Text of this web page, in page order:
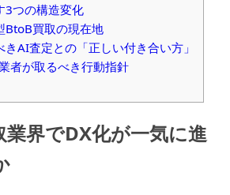
3つの構造変化
BtoB買取の現在地
AI査定との「正しい付き合い方」
者が取るべき行動指針
業界でDX化が一気に進